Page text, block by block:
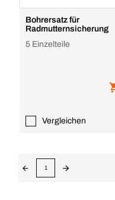
Bohrersatz für
Radmutternsicherung
5 Einzelteile
Vergleichen
1